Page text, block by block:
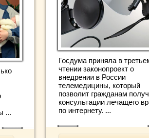
...
Госдума приняла в
чтении законопроект о
внедрении в России
телемедицины, который
позволит гражданам
консультации лечащего
по интернету. ...